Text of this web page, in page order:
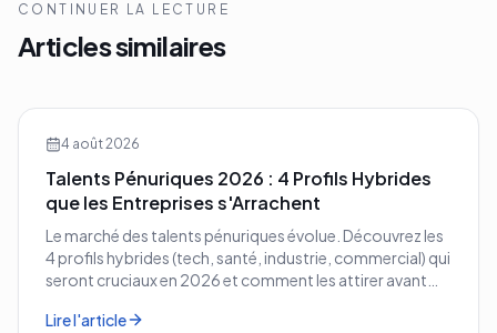
CONTINUER LA LECTURE
Articles similaires
4 août 2026
Talents Pénuriques 2026 : 4 Profils Hybrides
que les Entreprises s'Arrachent
Le marché des talents pénuriques évolue. Découvrez les
4 profils hybrides (tech, santé, industrie, commercial) qui
seront cruciaux en 2026 et comment les attirer avant
Lire l'article